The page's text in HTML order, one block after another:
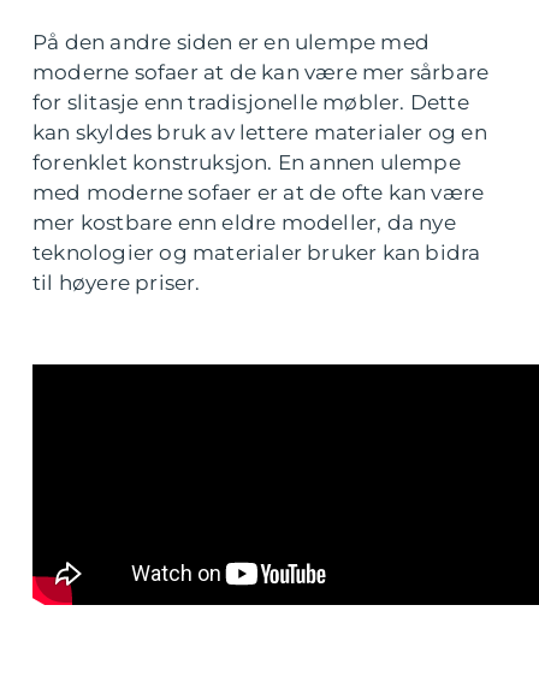
På den andre siden er en ulempe med
moderne sofaer at de kan være mer sårbare
for slitasje enn tradisjonelle møbler. Dette
kan skyldes bruk av lettere materialer og en
forenklet konstruksjon. En annen ulempe
med moderne sofaer er at de ofte kan være
mer kostbare enn eldre modeller, da nye
teknologier og materialer bruker kan bidra
til høyere priser.